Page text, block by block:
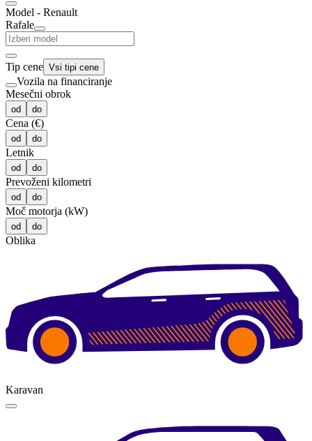
Model - Renault
Rafale
Tip cene Vsi tipi cene
Vozila na financiranje
Mesečni obrok
od do
Cena (€)
od do
Letnik
od do
Prevoženi kilometri
od do
Moč motorja (kW)
od do
Oblika
Karavan